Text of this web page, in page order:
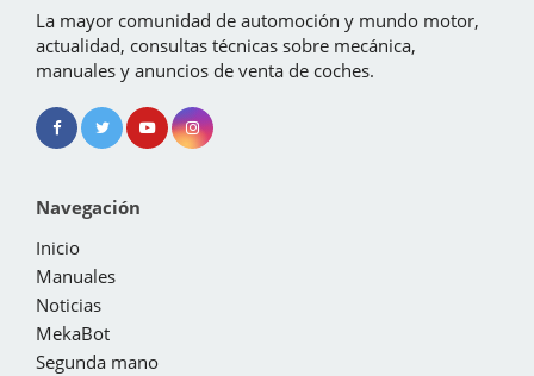
La mayor comunidad de automoción y mundo motor,
actualidad, consultas técnicas sobre mecánica,
manuales y anuncios de venta de coches.
Navegación
Inicio
Manuales
Noticias
MekaBot
Segunda mano